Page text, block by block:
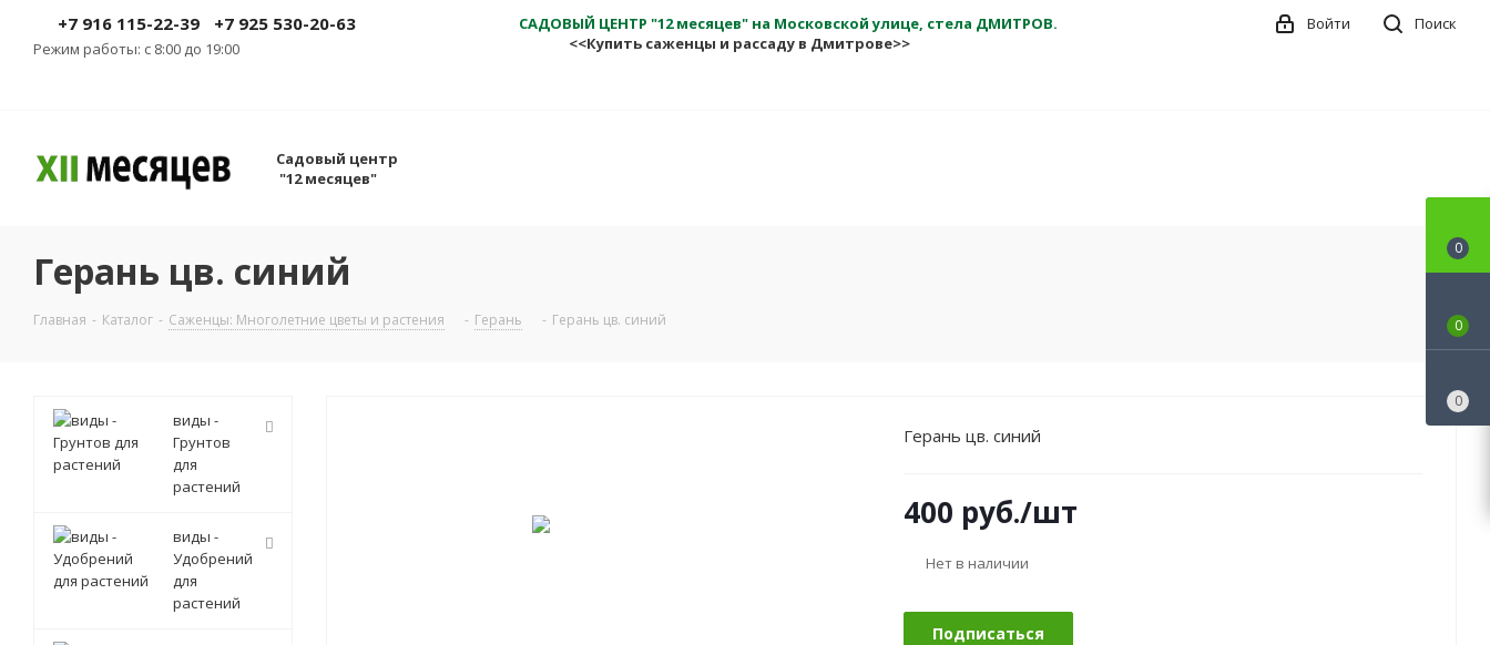
+7 916 115-22-39 +7 925 530-20-63
Режим работы: с 8:00 до 19:00
САДОВЫЙ ЦЕНТР "12 месяцев" на Московской улице, стела ДМИТРОВ.
<<Купить саженцы и рассаду в Дмитрове>>
Поиск
Войти
Садовый центр
"12 месяцев"
Герань цв. синий
Главная - Каталог - Саженцы: Многолетние цветы и растения - Герань - Герань цв. синий
Герань цв. синий
400 руб./шт
Нет в наличии
Подписаться
виды -
Грунтов
для
растений
виды -
Удобрений
для
растений
0
0
0